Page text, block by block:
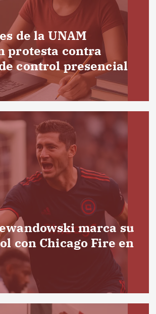
de la UNAM
protesta contra
control presencial
marca su
con Chicago Fire en